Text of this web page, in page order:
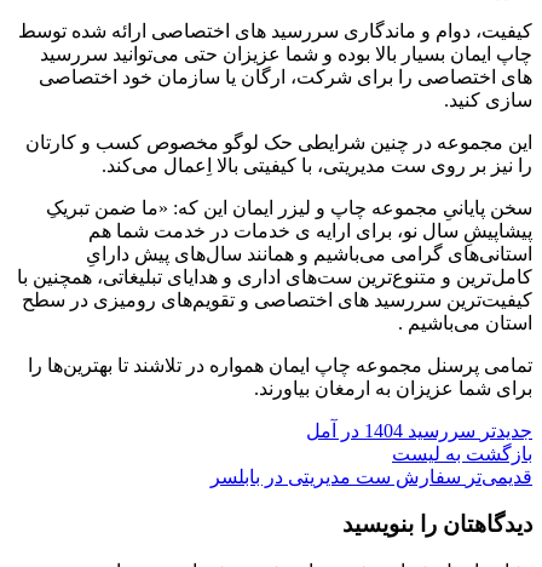
کیفیت، دوام و ماندگاری سررسید های اختصاصی ارائه شده توسط
چاپ ایمان بسیار بالا بوده و شما عزیزان حتی می‌توانید سررسید
های اختصاصی را برای شرکت، ارگان یا سازمان خود اختصاصی
سازی کنید.
این مجموعه در چنین شرایطی حک لوگو مخصوص کسب و کارتان
را نیز بر روی ست مدیریتی، با کیفیتی بالا اِعمال می‌کند.
سخن پایانیِ مجموعه چاپ و لیزر ایمان این که: «ما ضمن تبریکِ
پیشاپیشِ سال نو، برای ارایه ی خدمات در خدمت شما هم
استانی‌های گرامی می‌باشیم و همانند سال‌های پیش دارایِ
کامل‌ترین و متنوع‌ترین ست‌های اداری و هدایای تبلیغاتی، همچنین با
کیفیت‌ترین سررسید های اختصاصی و تقویم‌های رومیزی در سطح
استان می‌باشیم .
تمامی پرسنل مجموعه چاپ ایمان همواره در تلاشند تا بهترین‌ها را
برای شما عزیزان به ارمغان بیاورند.
جدیدتر سررسید 1404 در آمل
بازگشت به لیست
قدیمی‌تر سفارش ست مدیریتی در بابلسر
دیدگاهتان را بنویسید